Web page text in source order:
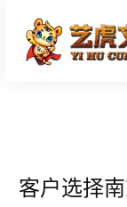
客户选
客户选择